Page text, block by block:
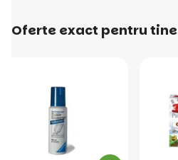
Oferte exact pentru tine